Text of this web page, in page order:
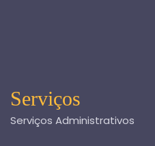
Serviços
Serviços Administrativos